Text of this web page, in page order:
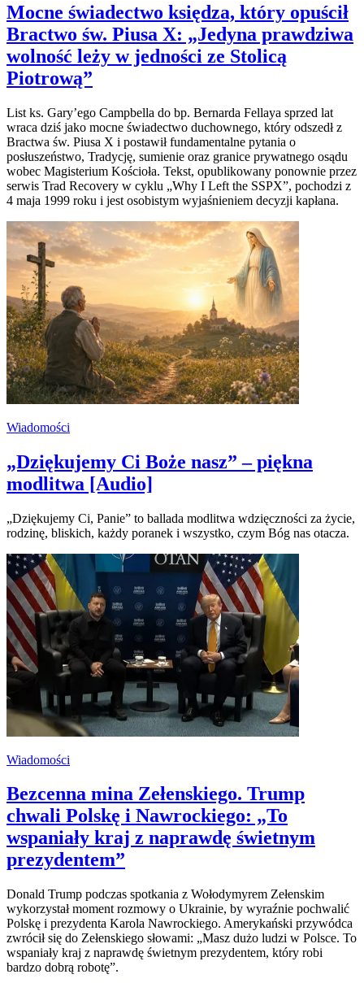
Mocne świadectwo księdza, który opuścił
Bractwo św. Piusa X: „Jedyna prawdziwa
wolność leży w jedności ze Stolicą
Piotrową”
List ks. Gary’ego Campbella do bp. Bernarda Fellaya sprzed lat
wraca dziś jako mocne świadectwo duchownego, który odszedł z
Bractwa św. Piusa X i postawił fundamentalne pytania o
posłuszeństwo, Tradycję, sumienie oraz granice prywatnego osądu
wobec Magisterium Kościoła. Tekst, opublikowany ponownie przez
serwis Trad Recovery w cyklu „Why I Left the SSPX”, pochodzi z
4 maja 1999 roku i jest osobistym wyjaśnieniem decyzji kapłana.
Wiadomości
„Dziękujemy Ci Boże nasz” – piękna
modlitwa [Audio]
„Dziękujemy Ci, Panie” to ballada modlitwa wdzięczności za życie,
rodzinę, bliskich, każdy poranek i wszystko, czym Bóg nas otacza.
Wiadomości
Bezcenna mina Zełenskiego. Trump
chwali Polskę i Nawrockiego: „To
wspaniały kraj z naprawdę świetnym
prezydentem”
Donald Trump podczas spotkania z Wołodymyrem Zełenskim
wykorzystał moment rozmowy o Ukrainie, by wyraźnie pochwalić
Polskę i prezydenta Karola Nawrockiego. Amerykański przywódca
zwrócił się do Zełenskiego słowami: „Masz dużo ludzi w Polsce. To
wspaniały kraj z naprawdę świetnym prezydentem, który robi
bardzo dobrą robotę”.